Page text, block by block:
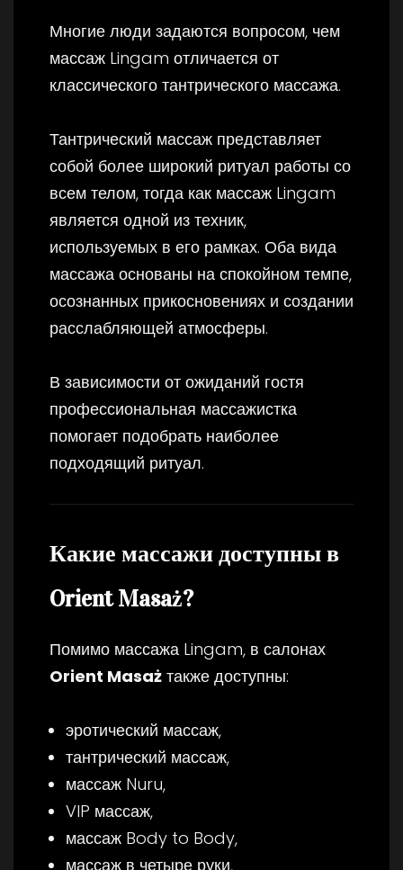
Многие люди задаются вопросом, чем
массаж Lingam отличается от
классического тантрического массажа.
Тантрический массаж представляет
собой более широкий ритуал работы со
всем телом, тогда как массаж Lingam
является одной из техник,
используемых в его рамках. Оба вида
массажа основаны на спокойном темпе,
осознанных прикосновениях и создании
расслабляющей атмосферы.
В зависимости от ожиданий гостя
профессиональная массажистка
помогает подобрать наиболее
подходящий ритуал.
Какие массажи доступны в
Orient Masaż?
Помимо массажа Lingam, в салонах
Orient Masaż также доступны:
эротический массаж,
тантрический массаж,
массаж Nuru,
VIP массаж,
массаж Body to Body,
массаж в четыре руки,